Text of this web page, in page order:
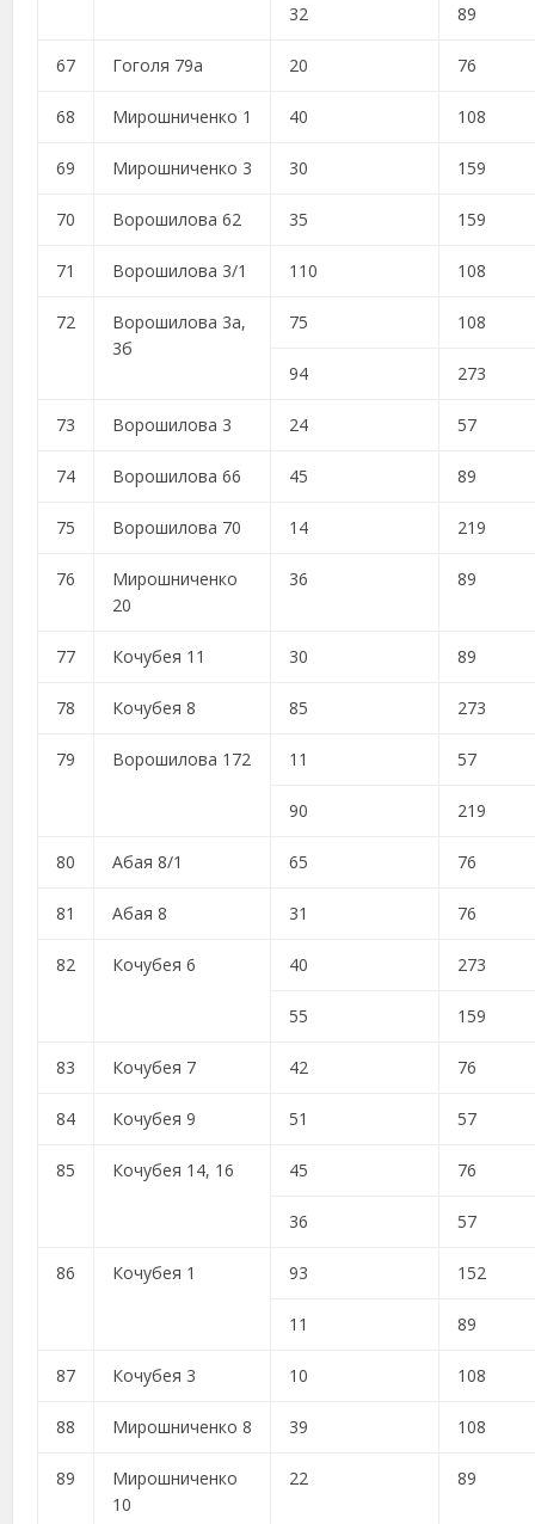
32 89
67 Гоголя 79а 20 76
68 Мирошниченко 1 40 108
69 Мирошниченко 3 30 159
70 Ворошилова 62 35 159
71 Ворошилова 3/1 110 108
72
Ворошилова 3а,
3б
75 108
94 273
73 Ворошилова 3 24 57
74 Ворошилова 66 45 89
75 Ворошилова 70 14 219
76
Мирошниченко
20
36 89
77 Кочубея 11 30 89
78 Кочубея 8 85 273
79 Ворошилова 172 11 57
90 219
80 Абая 8/1 65 76
81 Абая 8 31 76
82 Кочубея 6 40 273
55 159
83 Кочубея 7 42 76
84 Кочубея 9 51 57
85 Кочубея 14, 16 45 76
36 57
86 Кочубея 1 93 152
11 89
87 Кочубея 3 10 108
88 Мирошниченко 8 39 108
89
Мирошниченко
10
22 89